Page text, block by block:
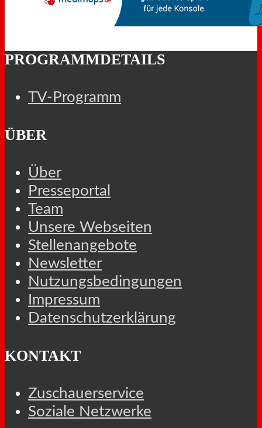
PROGRAMMDETAILS
TV-Programm
ÜBER
Über
Presseportal
Team
Unsere Webseiten
Stellenangebote
Newsletter
Nutzungsbedingungen
Impressum
Datenschutzerklärung
KONTAKT
Zuschauerservice
Soziale Netzwerke